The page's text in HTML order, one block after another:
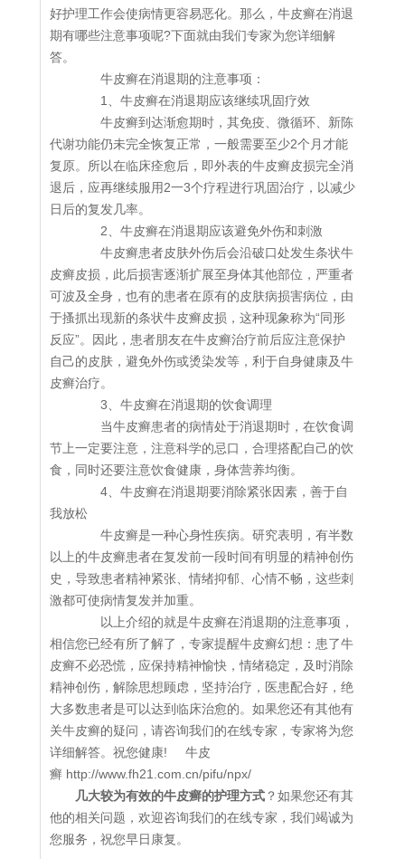
好护理工作会使病情更容易恶化。那么，牛皮癣在消退
期有哪些注意事项呢?下面就由我们专家为您详细解
答。
牛皮癣在消退期的注意事项：
1、牛皮癣在消退期应该继续巩固疗效
牛皮癣到达渐愈期时，其免疫、微循环、新陈
代谢功能仍未完全恢复正常，一般需要至少2个月才能
复原。所以在临床痊愈后，即外表的牛皮癣皮损完全消
退后，应再继续服用2一3个疗程进行巩固治疗，以减少
日后的复发几率。
2、牛皮癣在消退期应该避免外伤和刺激
牛皮癣患者皮肤外伤后会沿破口处发生条状牛
皮癣皮损，此后损害逐渐扩展至身体其他部位，严重者
可波及全身，也有的患者在原有的皮肤病损害病位，由
于搔抓出现新的条状牛皮癣皮损，这种现象称为“同形
反应”。因此，患者朋友在牛皮癣治疗前后应注意保护
自己的皮肤，避免外伤或烫染发等，利于自身健康及牛
皮癣治疗。
3、牛皮癣在消退期的饮食调理
当牛皮癣患者的病情处于消退期时，在饮食调
节上一定要注意，注意科学的忌口，合理搭配自己的饮
食，同时还要注意饮食健康，身体营养均衡。
4、牛皮癣在消退期要消除紧张因素，善于自
我放松
牛皮癣是一种心身性疾病。研究表明，有半数
以上的牛皮癣患者在复发前一段时间有明显的精神创伤
史，导致患者精神紧张、情绪抑郁、心情不畅，这些刺
激都可使病情复发并加重。
以上介绍的就是牛皮癣在消退期的注意事项，
相信您已经有所了解了，专家提醒牛皮癣幻想：患了牛
皮癣不必恐慌，应保持精神愉快，情绪稳定，及时消除
精神创伤，解除思想顾虑，坚持治疗，医患配合好，绝
大多数患者是可以达到临床治愈的。如果您还有其他有
关牛皮癣的疑问，请咨询我们的在线专家，专家将为您
详细解答。祝您健康! 牛皮
癣 http://www.fh21.com.cn/pifu/npx/
几大较为有效的牛皮癣的护理方式 ？如果您还有其
他的相关问题，欢迎咨询我们的在线专家，我们竭诚为
您服务，祝您早日康复。